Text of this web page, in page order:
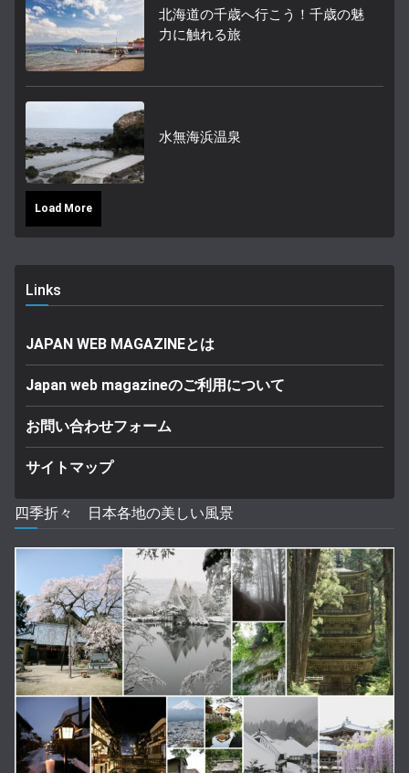
北海道の千歳へ行こう！千歳の魅
力に触れる旅
水無海浜温泉
Load More
Links
JAPAN WEB MAGAZINEとは
Japan web magazineのご利用について
お問い合わせフォーム
サイトマップ
四季折々 日本各地の美しい風景